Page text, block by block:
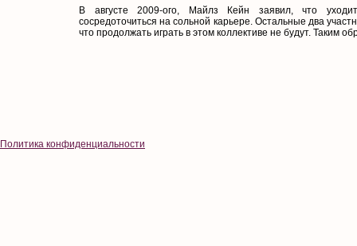
В августе 2009-ого, Майлз Кейн заявил, что
сосредоточиться на сольной карьере. Остальные два
что продолжать играть в этом коллективе не будут. Таким
Политика конфиденциальности